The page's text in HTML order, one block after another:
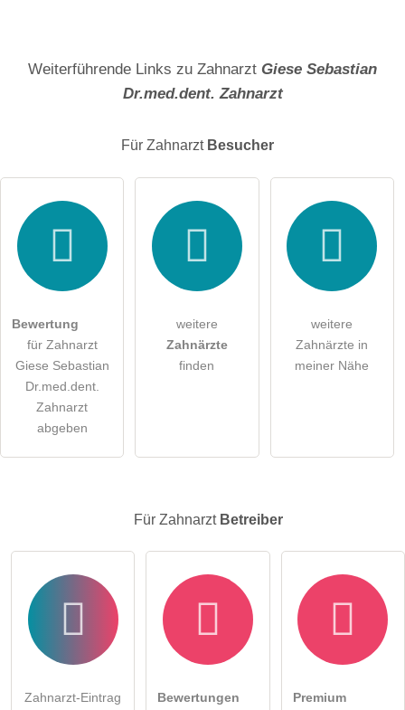
Hiermit akzeptiere ich die .
Die Datenschutzerklärunghabe ich zur Kenntnis genommen.
Klicken Sie hier um eine
Zahnarzt-Eintrag zu stellen
Weiterführende Links zu Zahnarzt Giese Sebastian
Dr.med.dent. Zahnarzt
Für Zahnarzt Besucher
Bewertung
für Zahnarzt
Giese Sebastian
Dr.med.dent.
Zahnarzt
abgeben
weitere
Zahnärzte
finden
weitere
Zahnärzte in
meiner Nähe
Für Zahnarzt Betreiber
Zahnarzt-Eintrag
Bewertungen
Premium